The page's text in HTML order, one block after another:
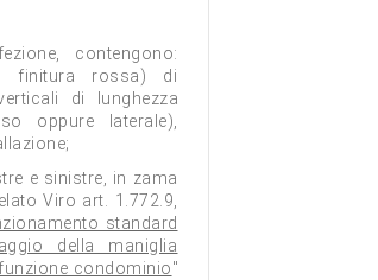
contengono:
finitura rossa) di
di lunghezza
oppure laterale),
e sinistre, in zama
Viro art. 1.772.9,
standard
della maniglia
funzione condominio"